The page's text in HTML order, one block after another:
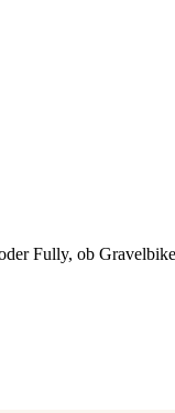
Fully, ob